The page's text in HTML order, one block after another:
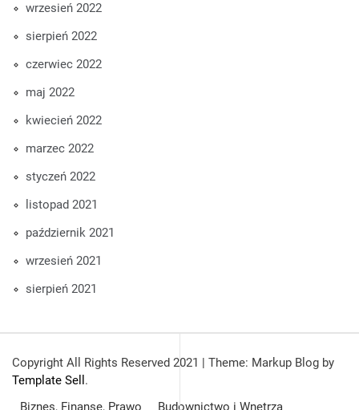
wrzesień 2022
sierpień 2022
czerwiec 2022
maj 2022
kwiecień 2022
marzec 2022
styczeń 2022
listopad 2021
październik 2021
wrzesień 2021
sierpień 2021
Copyright All Rights Reserved 2021 | Theme: Markup Blog by
Template Sell .
Biznes, Finanse, Prawo
Budownictwo i Wnętrza